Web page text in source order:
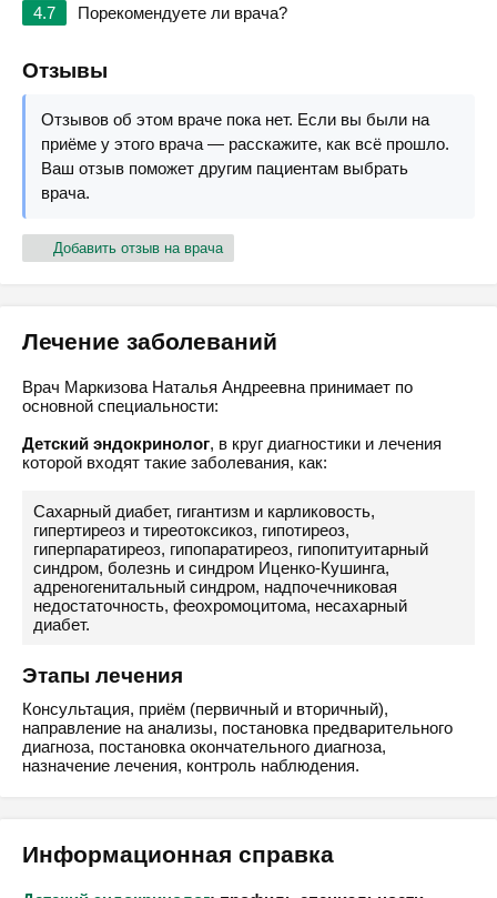
4.7
Порекомендуете ли врача?
Отзывы
Отзывов об этом враче пока нет. Если вы были на
приёме у этого врача — расскажите, как всё прошло.
Ваш отзыв поможет другим пациентам выбрать
врача.
Добавить отзыв на врача
Лечение заболеваний
Врач Маркизова Наталья Андреевна принимает по
основной специальности:
Детский эндокринолог, в круг диагностики и лечения
которой входят такие заболевания, как:
Сахарный диабет, гигантизм и карликовость,
гипертиреоз и тиреотоксикоз, гипотиреоз,
гиперпаратиреоз, гипопаратиреоз, гипопитуитарный
синдром, болезнь и синдром Иценко-Кушинга,
адреногенитальный синдром, надпочечниковая
недостаточность, феохромоцитома, несахарный
диабет.
Этапы лечения
Консультация, приём (первичный и вторичный),
направление на анализы, постановка предварительного
диагноза, постановка окончательного диагноза,
назначение лечения, контроль наблюдения.
Информационная справка